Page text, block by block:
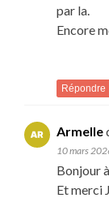
par la.
Encore
Répondre
Armelle
10 mars
Bonjour
Et merci